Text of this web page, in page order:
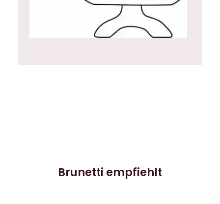
Brunetti empfiehlt